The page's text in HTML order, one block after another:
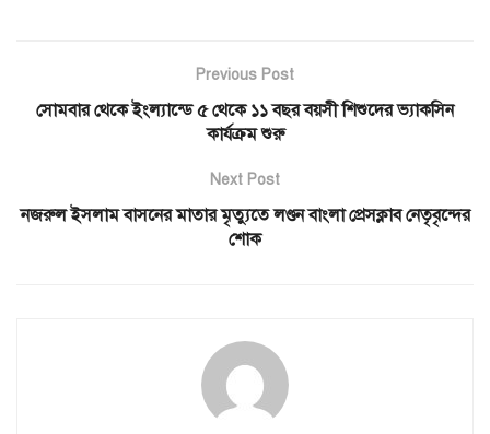
Previous Post
সোমবার থেকে ইংল্যান্ডে ৫ থেকে ১১ বছর বয়সী শিশুদের ভ্যাকসিন
কার্যক্রম শুরু
Next Post
নজরুল ইসলাম বাসনের মাতার মৃত্যুতে লণ্ডন বাংলা প্রেসক্লাব নেতৃবৃন্দের
শোক